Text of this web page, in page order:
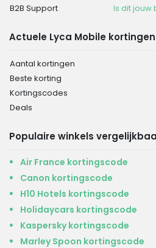
B2B Support
Is dit jouw
Actuele Lyca Mobile kortingen
Aantal kortingen
Beste korting
Kortingscodes
Deals
Populaire winkels
Air France kortingscode
Canon kortingscode
H10 Hotels kortingscode
Holidaycars kortingscode
Kaspersky kortingscode
Marley Spoon kortingscode